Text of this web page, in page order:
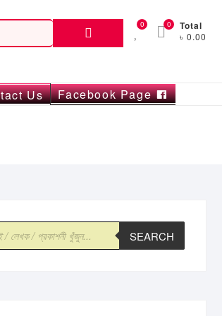
Search
0 Total
৳ 0.00
0
Us Facebook Page
SEARCH